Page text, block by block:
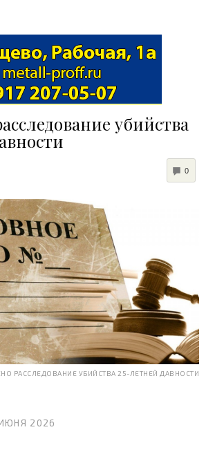
убийства
0
РАССЛЕДОВАНИЕ УБИЙСТВА 25-ЛЕТНЕЙ ДАВНОСТИ
2026